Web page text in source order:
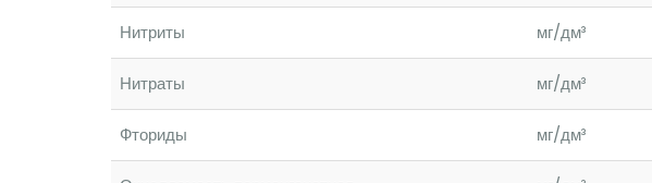
Нитриты мг/дм³
Нитраты мг/дм³
Фториды мг/дм³